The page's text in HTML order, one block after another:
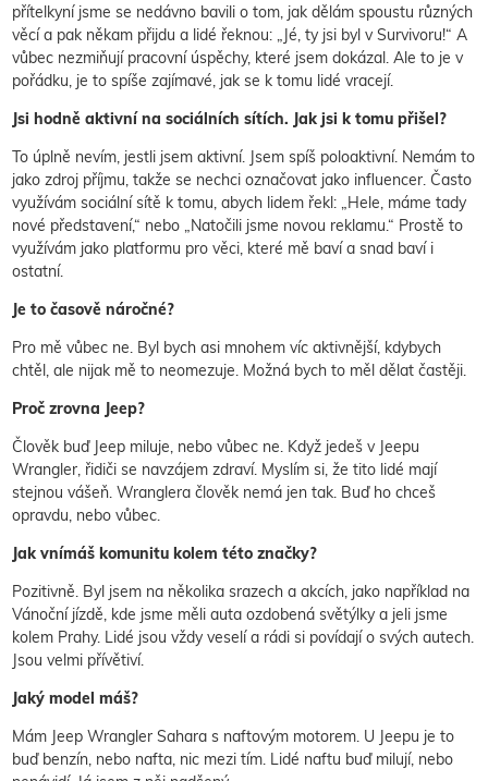
přítelkyní jsme se nedávno bavili o tom, jak dělám spoustu různých
věcí a pak někam přijdu a lidé řeknou: „Jé, ty jsi byl v Survivoru!“ A
vůbec nezmiňují pracovní úspěchy, které jsem dokázal. Ale to je v
pořádku, je to spíše zajímavé, jak se k tomu lidé vracejí.
Jsi hodně aktivní na sociálních sítích. Jak jsi k tomu přišel?
To úplně nevím, jestli jsem aktivní. Jsem spíš poloaktivní. Nemám to
jako zdroj příjmu, takže se nechci označovat jako influencer. Často
využívám sociální sítě k tomu, abych lidem řekl: „Hele, máme tady
nové představení,“ nebo „Natočili jsme novou reklamu.“ Prostě to
využívám jako platformu pro věci, které mě baví a snad baví i
ostatní.
Je to časově náročné?
Pro mě vůbec ne. Byl bych asi mnohem víc aktivnější, kdybych
chtěl, ale nijak mě to neomezuje. Možná bych to měl dělat častěji.
Proč zrovna Jeep?
Člověk buď Jeep miluje, nebo vůbec ne. Když jedeš v Jeepu
Wrangler, řidiči se navzájem zdraví. Myslím si, že tito lidé mají
stejnou vášeň. Wranglera člověk nemá jen tak. Buď ho chceš
opravdu, nebo vůbec.
Jak vnímáš komunitu kolem této značky?
Pozitivně. Byl jsem na několika srazech a akcích, jako například na
Vánoční jízdě, kde jsme měli auta ozdobená světýlky a jeli jsme
kolem Prahy. Lidé jsou vždy veselí a rádi si povídají o svých autech.
Jsou velmi přívětiví.
Jaký model máš?
Mám Jeep Wrangler Sahara s naftovým motorem. U Jeepu je to
buď benzín, nebo nafta, nic mezi tím. Lidé naftu buď milují, nebo